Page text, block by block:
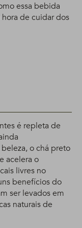
essa bebida
de cuidar dos
é repleta de
o chá preto
acelera o
livres no
benefícios do
ser levados em
naturais de